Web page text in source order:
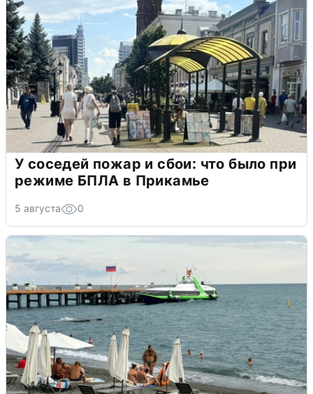
У соседей пожар и сбои: что было при
режиме БПЛА в Прикамье
5 августа 0